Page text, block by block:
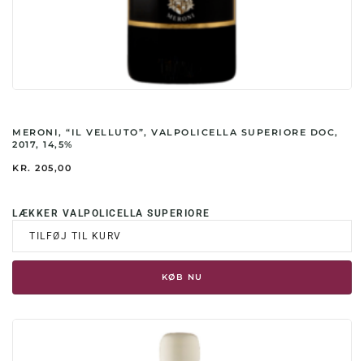
MERONI, “IL VELLUTO”, VALPOLICELLA SUPERIORE DOC,
2017, 14,5%
KR. 205,00
LÆKKER VALPOLICELLA SUPERIORE
TILFØJ TIL KURV
KØB NU